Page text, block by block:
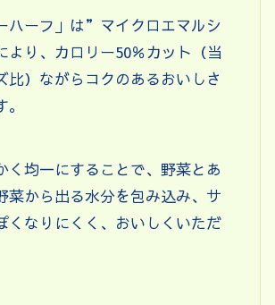
ハーフ」は”マイクロエマルシ
り、カロリー50％カット（当
比）ながらコクのあるおいしさ
く均一にすることで、野菜とあ
菜から出る水分を包み込み、サ
くなりにくく、おいしくいただ